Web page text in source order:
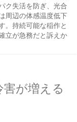
ク失活を防ぎ、光合
周辺の体感温度低下
。持続可能な稲作と
立が急務だと訴えか
が増える